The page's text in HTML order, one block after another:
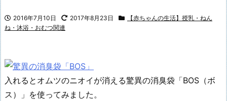
2016年7月10日 2017年8月23日
【赤ちゃんの生活】授乳・ねん
ね・沐浴・おむつ関連
入れるとオムツのニオイが消える驚異の消臭袋「BOS（ボ
ス）」を使ってみました。